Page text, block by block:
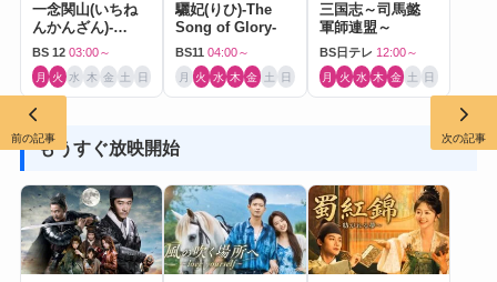
一念関山(いちね
んかんざん)-
Journey to Love-
BS 12 03:00～
月 火 水 木 金 土 日
驪妃(りひ)-The
Song of Glory-
BS11 04:00～
月 火 水 木 金 土 日
三国志～司馬懿
軍師連盟～
BS日テレ 12:00～
月 火 水 木 金 土 日
もうすぐ放映開始
前の記事 次の記事